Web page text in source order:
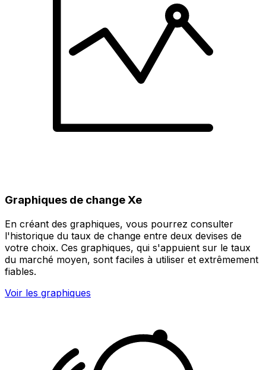
Graphiques de change Xe
En créant des graphiques, vous pourrez consulter
l'historique du taux de change entre deux devises de
votre choix. Ces graphiques, qui s'appuient sur le taux
du marché moyen, sont faciles à utiliser et extrêmement
fiables.
Voir les graphiques